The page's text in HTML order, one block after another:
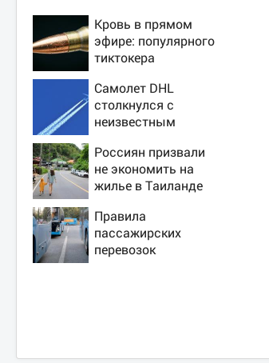
Кровь в прямом
эфире: популярного
тиктокера
ресторана
Самолет DHL
столкнулся с
неизвестным
Лейпцигом -
Новости на Вести.ru
Россиян призвали
не экономить на
жилье в Таиланде
Правила
пассажирских
перевозок